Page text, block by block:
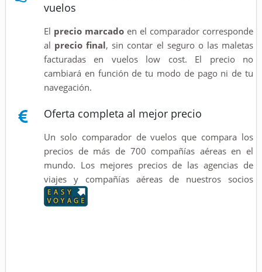
vuelos
El precio marcado en el comparador corresponde
al precio final, sin contar el seguro o las maletas
facturadas en vuelos low cost. El precio no
cambiará en función de tu modo de pago ni de tu
navegación.
Oferta completa al mejor precio
Un solo comparador de vuelos que compara los
precios de más de 700 compañías aéreas en el
mundo. Los mejores precios de las agencias de
viajes y compañías aéreas de nuestros socios